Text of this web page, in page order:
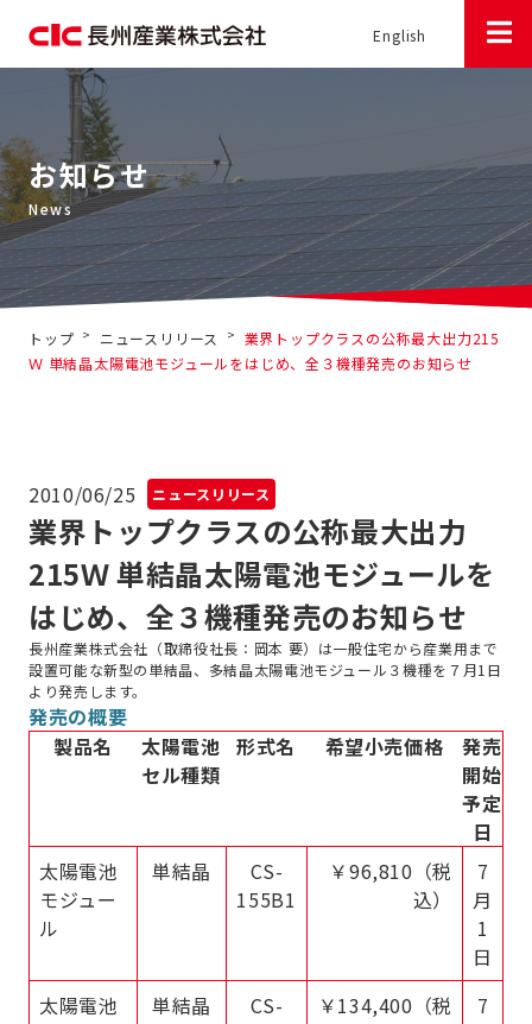
English
お知らせ
トップ > ニュースリリース > 業界トップクラスの公称最大出力215
Ｗ 単結晶太陽電池モジュールをはじめ、全３機種発売のお知らせ
2010/06/25 ニュースリリース
業界トップクラスの公称最大出力
215Ｗ 単結晶太陽電池モジュールを
はじめ、全３機種発売のお知らせ
長州産業株式会社（取締役社長：岡本 要）は一般住宅から産業用まで
設置可能な新型の単結晶、多結晶太陽電池モジュール３機種を７月1日
より発売します。
発売の概要
製品名
太陽電池
セル種類
形式名 希望小売価格
発売
開始
予定
日
太陽電池
モジュー
ル
単結晶
CS-
155B1
￥96,810（税
込）
7
月
1
日
太陽電池
単結晶
CS-
￥134,400（税
7